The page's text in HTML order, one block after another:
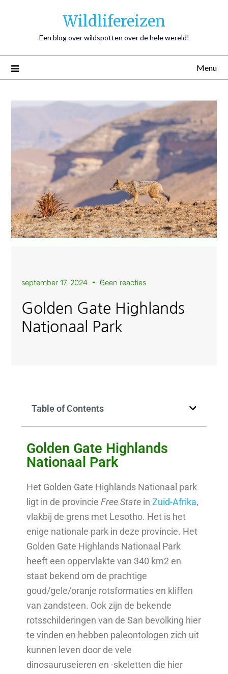
Wildlifereizen
Een blog over wildspotten over de hele wereld!
Menu
september 17, 2024 Geen reacties
Golden Gate Highlands
Nationaal Park
Table of Contents
Golden Gate Highlands
Nationaal Park
Het Golden Gate Highlands Nationaal park
ligt in de provincieFree State inZuid-Afrika,
vlakbij de grens met Lesotho. Het is het
enige nationale park in deze provincie. Het
Golden Gate Highlands Nationaal Park
heeft een oppervlakte van 340 km2 en
staat bekend om de prachtige
goud/gele/oranje rotsformaties en kliffen
van zandsteen. Ook zijn de bekende
rotsschilderingen van de San bevolking hier
te vinden en hebben paleontologen zich uit
kunnen leven door de vele
dinosauruseieren en -skeletten die hier